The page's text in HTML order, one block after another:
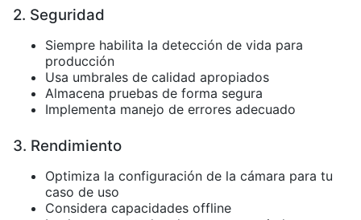
2. Seguridad
Siempre habilita la detección de vida para
producción
Usa umbrales de calidad apropiados
Almacena pruebas de forma segura
Implementa manejo de errores adecuado
3. Rendimiento
Optimiza la configuración de la cámara para tu
caso de uso
Considera capacidades offline